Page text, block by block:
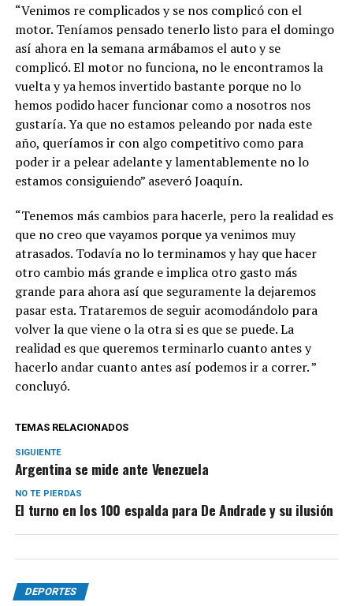
“Venimos re complicados y se nos complicó con el
motor. Teníamos pensado tenerlo listo para el domingo
así ahora en la semana armábamos el auto y se
complicó. El motor no funciona, no le encontramos la
vuelta y ya hemos invertido bastante porque no lo
hemos podido hacer funcionar como a nosotros nos
gustaría. Ya que no estamos peleando por nada este
año, queríamos ir con algo competitivo como para
poder ir a pelear adelante y lamentablemente no lo
estamos consiguiendo” aseveró Joaquín.
“Tenemos más cambios para hacerle, pero la realidad es
que no creo que vayamos porque ya venimos muy
atrasados. Todavía no lo terminamos y hay que hacer
otro cambio más grande e implica otro gasto más
grande para ahora así que seguramente la dejaremos
pasar esta. Trataremos de seguir acomodándolo para
volver la que viene o la otra si es que se puede. La
realidad es que queremos terminarlo cuanto antes y
hacerlo andar cuanto antes así podemos ir a correr. ”
concluyó.
TEMAS RELACIONADOS
SIGUIENTE
Argentina se mide ante Venezuela
NO TE PIERDAS
El turno en los 100 espalda para De Andrade y su ilusión
DEPORTES